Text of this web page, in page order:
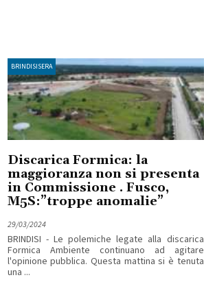
BRINDISISERA
Discarica Formica: la
maggioranza non si presenta
in Commissione . Fusco,
M5S:”troppe anomalie”
29/03/2024
BRINDISI - Le polemiche legate alla discarica
Formica Ambiente continuano ad agitare
l'opinione pubblica. Questa mattina si è tenuta
una ...